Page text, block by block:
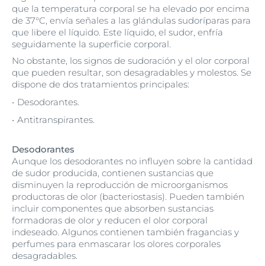
que la temperatura corporal se ha elevado por encima
de 37°C, envía señales a las glándulas sudoríparas para
que libere el líquido. Este líquido, el sudor, enfría
seguidamente la superficie corporal.
No obstante, los signos de sudoración y el olor corporal
que pueden resultar, son desagradables y molestos. Se
dispone de dos tratamientos principales:
Desodorantes.
Antitranspirantes.
Desodorantes
Aunque los desodorantes no influyen sobre la cantidad
de sudor producida, contienen sustancias que
disminuyen la reproducción de microorganismos
productoras de olor (bacteriostasis). Pueden también
incluir componentes que absorben sustancias
formadoras de olor y reducen el olor corporal
indeseado. Algunos contienen también fragancias y
perfumes para enmascarar los olores corporales
desagradables.